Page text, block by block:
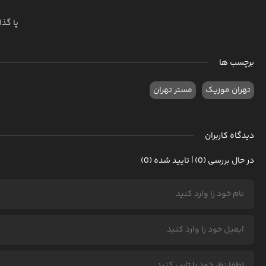
پا
برچسب ها
تهران موزیک مستر تهران
دیدگاه کاربران
در حال بررسی (0) | تایید شده (0)